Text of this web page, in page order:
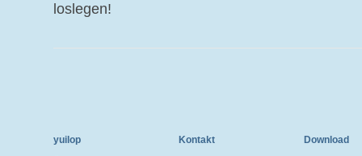
loslegen!
yuilop
Kontakt
Download